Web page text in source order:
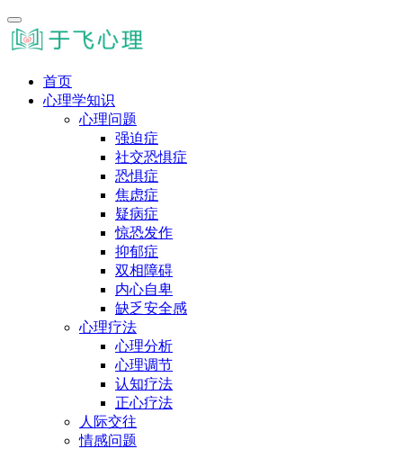
首页
心理学知识
心理问题
强迫症
社交恐惧症
恐惧症
焦虑症
疑病症
惊恐发作
抑郁症
双相障碍
内心自卑
缺乏安全感
心理疗法
心理分析
心理调节
认知疗法
正心疗法
人际交往
情感问题